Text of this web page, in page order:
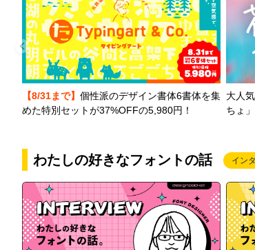
【8/31まで】 個性派のデザイン書体6書体を集
めた特別セットが37%OFFの5,980円！
大人
ちょ
わたしの好きなフォントの話 イン